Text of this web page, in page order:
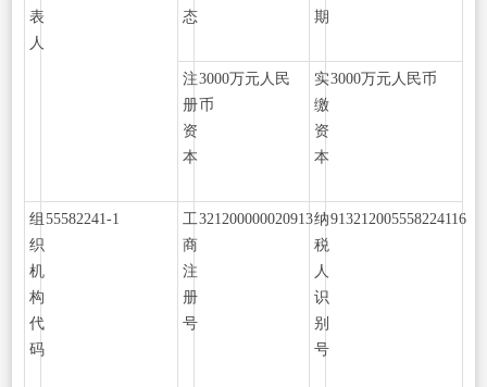
表
人
态
期
注
册
资
本
3000万元人民
币
实
缴
资
本
3000万元人民币
组
织
机
构
代
码
55582241-1
工
商
注
册
号
321200000020913纳
税
人
识
别
号
913212005558224116